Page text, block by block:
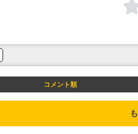
コメント順